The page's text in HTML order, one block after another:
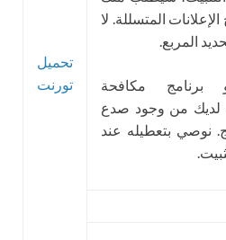
تحميل
تورنت
المتسللة. لا
المربع.
برنامج مكافحة
لديك من وجود صدع
نوصي بتعطيله عند